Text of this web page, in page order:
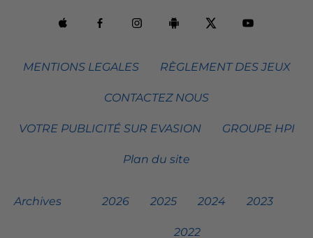
MENTIONS LEGALES RÈGLEMENT DES JEUX
CONTACTEZ NOUS
VOTRE PUBLICITÉ SUR EVASION GROUPE HPI
Plan du site
Archives 2026 2025 2024 2023
2022